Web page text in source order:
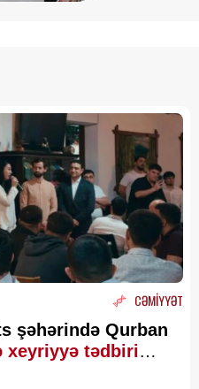
CƏMİYYƏT
şəhərində Qurban
xeyriyyə tədbiri